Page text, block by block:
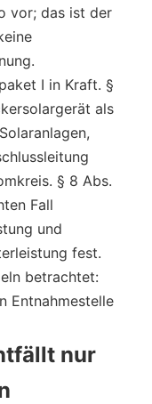
vor; das ist der
I in Kraft. §
als
§ 8 Abs.
Fall
und
fest.
betrachtet:
Entnahmestelle
nur